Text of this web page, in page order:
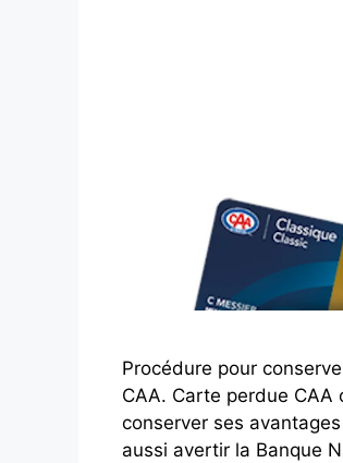
Procédure pour
CAA. Carte perdue
conserver ses
aussi avertir la Banque